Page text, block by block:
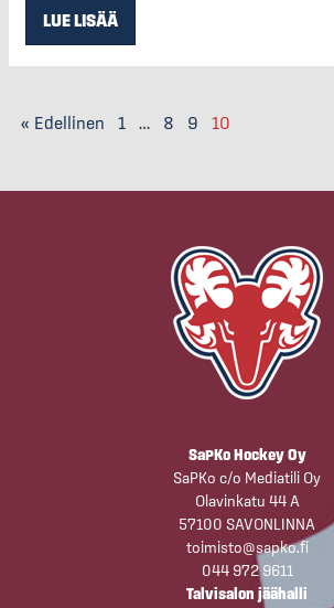
LUE LISÄÄ
« Edellinen 1 … 8 9 10
SaPKo Hockey Oy
SaPKo c/o Mediatili Oy
Olavinkatu 44 A
57100 SAVONLINNA
toimisto@sapko.fi
044 972 9611
Talvisalon jäähalli